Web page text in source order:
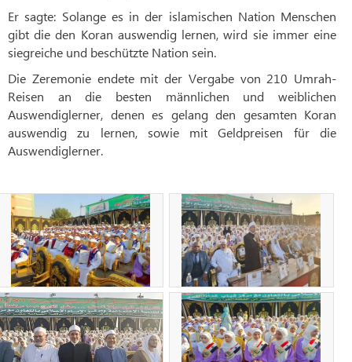
Er sagte: Solange es in der islamischen Nation Menschen
gibt die den Koran auswendig lernen, wird sie immer eine
siegreiche und beschützte Nation sein.
Die Zeremonie endete mit der Vergabe von 210 Umrah-
Reisen an die besten männlichen und weiblichen
Auswendiglerner, denen es gelang den gesamten Koran
auswendig zu lernen, sowie mit Geldpreisen für die
Auswendiglerner.